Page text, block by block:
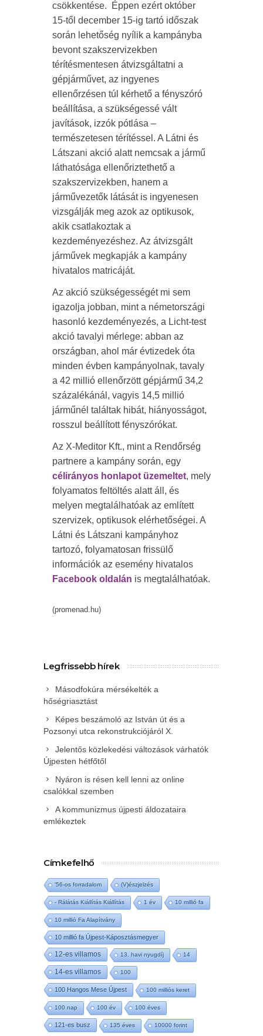
csökkentése. Éppen ezért október
15-től december 15-ig tartó időszak
során lehetőség nyílik a kampányba
bevont szakszervizekben
térítésmentesen átvizsgáltatni a
gépjárművet, az ingyenes
ellenőrzésen túl kérhető a fényszóró
beállítása, a szükségessé vált
javítások, izzók pótlása –
természetesen térítéssel. A Látni és
Látszani akció alatt nemcsak a jármű
láthatósága ellenőriztethető a
szakszervizekben, hanem a
járművezetők látását is ingyenesen
vizsgálják meg azok az optikusok,
akik csatlakoztak a
kezdeményezéshez. Az átvizsgált
járművek megkapják a kampány
hivatalos matricáját.
Az akció szükségességét mi sem
igazolja jobban, mint a németországi
hasonló kezdeményezés, a Licht-test
akció tavalyi mérlege: abban az
országban, ahol már évtizedek óta
minden évben kampányolnak, tavaly
a 42 millió ellenőrzött gépjármű 34,2
százalékánál, vagyis 14,5 millió
járműnél találtak hibát, hiányosságot,
rosszul beállított fényszórókat.
Az X-Meditor Kft., mint a Rendőrség
partnere a kampány során, egy
célirányos honlapot üzemeltet, mely
folyamatos feltöltés alatt áll, és
melyen megtalálhatóak az említett
szervizek, optikusok elérhetőségei. A
Látni és Látszani kampányhoz
tartozó, folyamatosan frissülő
információk az esemény hivatalos
Facebook oldalán is megtalálhatóak.
(promenad.hu)
Legfrissebb hírek
Másodfokúra mérsékelték a
hőségriasztást
Képes beszámoló az István út és a
Pozsonyi utca rekonstrukciójáról X.
Jelentős közlekedési változások várhatók
Újpesten hétfőtől
Nyáron is résen kell lenni az online
csalókkal szemben
A kommunizmus újpesti áldozataira
emlékeztek
Címkefelhő
'56-os forradalom (V)észjelzés
- Rálátás Kiállítás Kiállítás 1 év 10 millió fa
10 millió Fa Alapítvány
10 millió fa Újpest-Káposztásmegyer
12-es villamos 13. havi nyugdíj 14
14-es villamos 100
100 Hangos Mese Újpest 100 milliós keret
100 nap 100 év 100 éves
121-es busz 135 éves 10000 forint